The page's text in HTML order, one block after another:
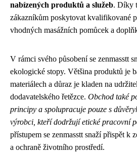
nabízených produktů a služeb. Díky
zákazníkům poskytovat kvalifikované
vhodných masážních pomůcek a
V rámci svého působení se zenmasstt
ekologické stopy. Většina produktů je
materiálech a důraz je kladen na
dodavatelského řetězce. Obchod také
principy a spolupracuje pouze s
výrobci, kteří dodržují etické pracovní
přístupem se zenmasstt snaží přispět k
a ochraně životního prostředí.